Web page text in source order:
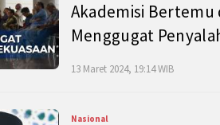
Akademisi Bertemu
Menggugat
13 Maret 2024, 19:14 WIB
Nasional